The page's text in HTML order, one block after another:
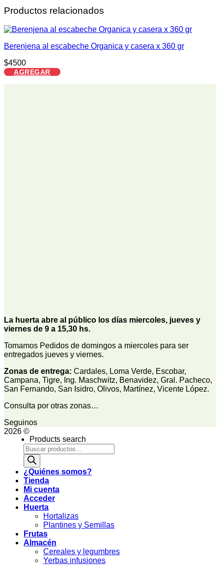
Productos relacionados
Berenjena al escabeche Organica y casera x 360 gr
$4500
AGREGAR
La huerta abre al público los días miercoles, jueves y
viernes de 9 a 15,30 hs.
Tomamos Pedidos de domingos a miercoles para ser
entregados jueves y viernes.
Zonas de entrega: Cardales, Loma Verde, Escobar,
Campana, Tigre, Ing. Maschwitz, Benavidez, Gral. Pacheco,
San Fernando, San Isidro, Olivos, Martínez, Vicente López.
Consulta por otras zonas…
Seguinos
2026 ©
Products search
¿Quiénes somos?
Tienda
Mi cuenta
Acceder
Huerta
Hortalizas
Plantines y Semillas
Frutas
Almacén
Cereales y legumbres
Yerbas infusiones